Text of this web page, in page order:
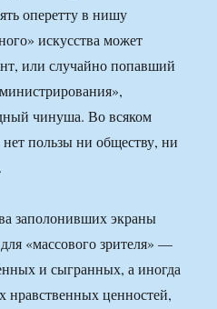
оперетту в нишу
искусства может
или случайно попавший
чинуша. Во всяком
нет пользы ни обществу, ни
заполонивших экраны
«массового зрителя» —
и сыгранных, а иногда
нравственных ценностей,